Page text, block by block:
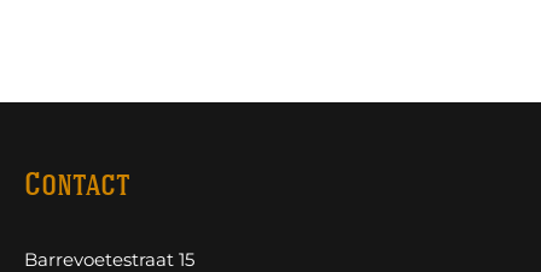
Contact
Barrevoetestraat 15